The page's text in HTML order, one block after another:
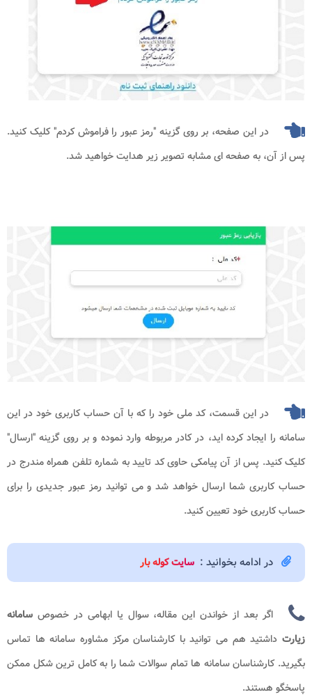
در این صفحه، بر روی گزینه "رمز عبور را فراموش کردم" کلیک کنید.
پس از آن، به صفحه ای مشابه تصویر زیر هدایت خواهید شد.
در این قسمت، کد ملی خود را که با آن حساب کاربری خود در این
سامانه را ایجاد کرده اید، در کادر مربوطه وارد نموده و بر روی گزینه "ارسال"
کلیک کنید. پس از آن پیامکی حاوی کد تایید به شماره تلفن همراه مندرج در
حساب کاربری شما ارسال خواهد شد و می توانید رمز عبور جدیدی را برای
حساب کاربری خود تعیین کنید.
در ادامه بخوانید : سایت کوله بار
اگر بعد از خواندن این مقاله، سوال یا ابهامی در خصوص سامانه
زیارت​ داشتید هم می توانید با کارشناسان مرکز مشاوره سامانه ها تماس
بگیرید. کارشناسان سامانه ها تمام سوالات شما را به کامل ترین شکل ممکن
پاسخگو هستند.